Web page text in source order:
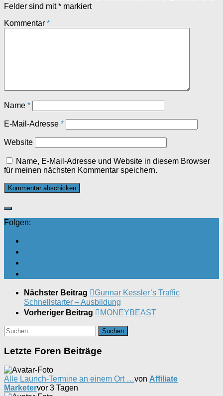
Felder sind mit* markiert
Kommentar *
Name *
E-Mail-Adresse *
Website
Name, E-Mail-Adresse und Website in diesem Browser
für meinen nächsten Kommentar speichern.
Folgen:
Nächster Beitrag
Gunnar Kessler’s Traffic
Schnellstarter – Ausbildung
Vorheriger Beitrag
MONEYBEAST
Suchen
nach:
Letzte Foren Beiträge
Alle Launch-Termine an einem Ort …von Affiliate
Marketervor 3 Tagen